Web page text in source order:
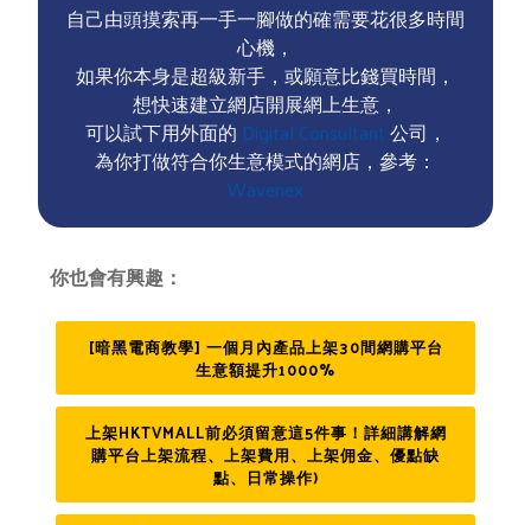
自己由頭摸索再一手一腳做的確需要花很多時間
心機，
如果你本身是超級新手，或願意比錢買時間，
想快速建立網店開展網上生意，
可以試下用外面的 Digital Consultant公司，
為你打做符合你生意模式的網店，參考：
Wavenex
你也會有興趣：
[暗黑電商教學] 一個月內產品上架30間網購平台
生意額提升1000%
上架HKTVMALL前必須留意這5件事！詳細講解網
購平台上架流程、上架費用、上架佣金、優點缺
點、日常操作)